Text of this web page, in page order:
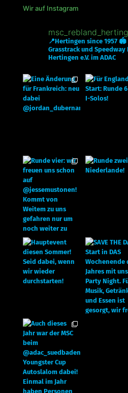
Wir auf Instagram
📍Hertingen since 1957 🏟
Grasstrack und Speedway
Hertingen e.V. im ADAC